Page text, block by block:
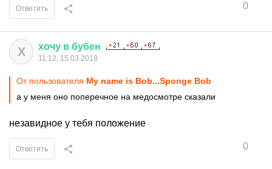
0
Ответить
Х хочу в бубен
11:12, 15.03.2018
От пользователя My name is Bob...Sponge Bob
а у меня оно поперечное на медосмотре сказали
незавидное у тебя положение
0
Ответить